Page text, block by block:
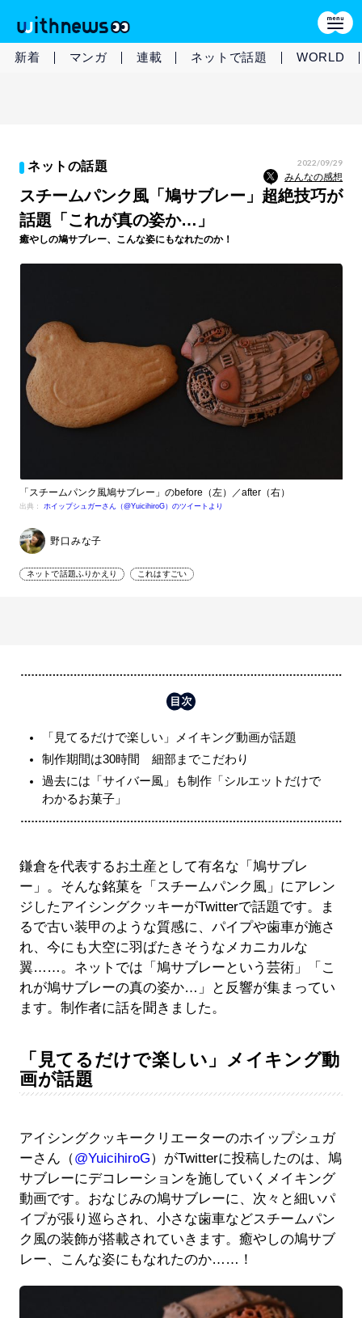
新着 マンガ 連載 ネットで話題 WORLD
ネットの話題 2022/09/29
みんなの感想
スチームパンク風「鳩サブレー」超絶技巧が
話題「これが真の姿か…」
癒やしの鳩サブレー、こんな姿にもなれたのか！
「スチームパンク風鳩サブレー」のbefore（左）／after（右）
出典： ホイップシュガーさん（@YuicihiroG）のツイートより
野口みな子
ネットで話題ふりかえり これはすごい
「見てるだけで楽しい」メイキング動画が話題
制作期間は30時間 細部までこだわり
過去には「サイバー風」も制作「シルエットだけで
わかるお菓子」
鎌倉を代表するお土産として有名な「鳩サブレ
ー」。そんな銘菓を「スチームパンク風」にアレン
ジしたアイシングクッキーがTwitterで話題です。ま
るで古い装甲のような質感に、パイプや歯車が施さ
れ、今にも大空に羽ばたきそうなメカニカルな
翼……。ネットでは「鳩サブレーという芸術」「こ
れが鳩サブレーの真の姿か…」と反響が集まってい
ます。制作者に話を聞きました。
「見てるだけで楽しい」メイキング動
画が話題
アイシングクッキークリエーターのホイップシュガ
ーさん（@YuicihiroG）がTwitterに投稿したのは、鳩
サブレーにデコレーションを施していくメイキング
動画です。おなじみの鳩サブレーに、次々と細いパ
イプが張り巡らされ、小さな歯車などスチームパン
ク風の装飾が搭載されていきます。癒やしの鳩サブ
レー、こんな姿にもなれたのか……！